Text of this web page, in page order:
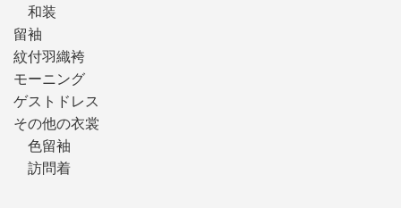
和装
留袖
紋付羽織袴
モーニング
ゲストドレス
その他の衣裳
色留袖
訪問着